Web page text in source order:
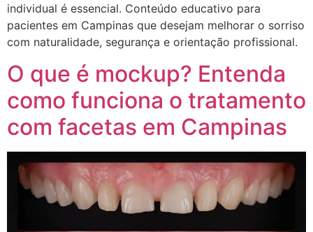
individual é essencial. Conteúdo educativo para
pacientes em Campinas que desejam melhorar o sorriso
com naturalidade, segurança e orientação profissional.
O que é mockup? Entenda
como funciona o tratamento
com facetas em Campinas